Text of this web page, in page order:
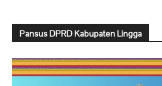
Pansus DPRD Kabupaten Lingga